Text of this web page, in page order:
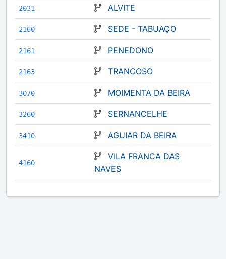
2031 ALVITE
2160 SEDE - TABUAÇO
2161 PENEDONO
2163 TRANCOSO
3070 MOIMENTA DA BEIRA
3260 SERNANCELHE
3410 AGUIAR DA BEIRA
4160
VILA FRANCA DAS
NAVES